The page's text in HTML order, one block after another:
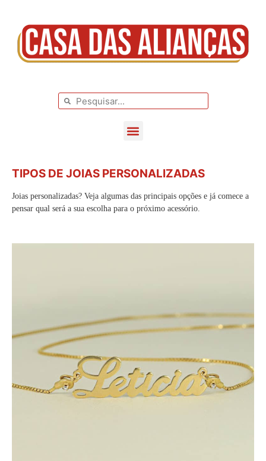
TIPOS DE JOIAS PERSONALIZADAS
Joias personalizadas? Veja algumas das principais opções e já comece a
pensar qual será a sua escolha para o próximo acessório.